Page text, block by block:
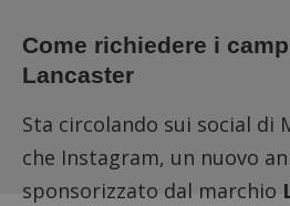
Come richiedere i
Lancaster
Sta circolando sui social di
che Instagram, un nuovo
sponsorizzato dal marchio